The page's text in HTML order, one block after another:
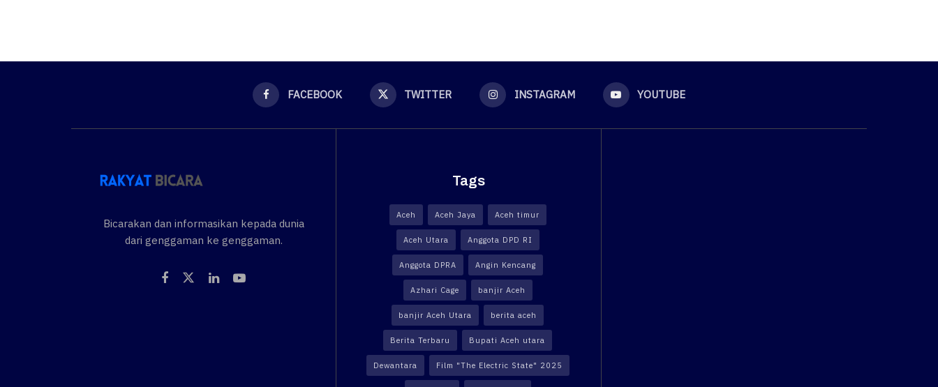
FACEBOOK TWITTER INSTAGRAM YOUTUBE
Bicarakan dan informasikan kepada dunia
dari genggaman ke genggaman.
Tags
Aceh Aceh Jaya Aceh timur
Aceh Utara Anggota DPD RI
Anggota DPRA Angin Kencang
Azhari Cage banjir Aceh
banjir Aceh Utara berita aceh
Berita Terbaru Bupati Aceh utara
Dewantara Film "The Electric State" 2025